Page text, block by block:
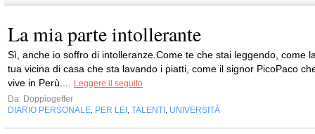
La mia parte intollerante
Sì, anche io soffro di intolleranze.Come te che stai leggendo, come
tua vicina di casa che sta lavando i piatti, come il signor PicoPaco
vive in Perù....
Leggere il seguito
Da Doppiogeffer
DIARIO PERSONALE PER LEI TALENTI UNIVERSITÀ